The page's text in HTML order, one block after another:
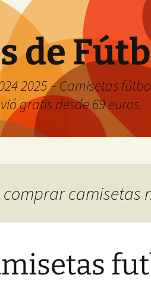
de
2025 – Camisetas
gratis desde 69 euros.
camisetas